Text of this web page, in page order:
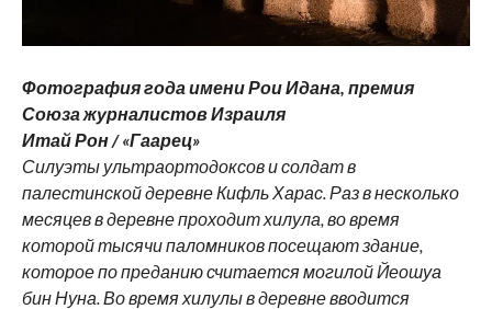
Фотография года имени Рои Идана, премия
Союза журналистов Израиля
Итай Рон / «Гаарец»
Силуэты ультраортодоксов и солдат в
палестинской деревне Кифль Харас. Раз в несколько
месяцев в деревне проходит хилула, во время
которой тысячи паломников посещают здание,
которое по преданию считается могилой Йеошуа
бин Нуна. Во время хилулы в деревне вводится